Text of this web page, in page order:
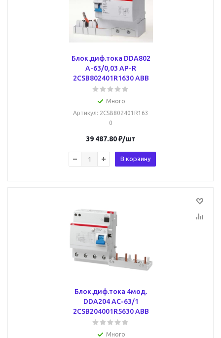
Блок.диф.тока DDA802
A-63/0,03 AP-R
2CSB802401R1630 ABB
Много
Артикул: 2CSB802401R163
0
39 487.80₽/шт
В корзину
Блок.диф.тока 4мод.
DDA204 AC-63/1
2CSB204001R5630 ABB
Много